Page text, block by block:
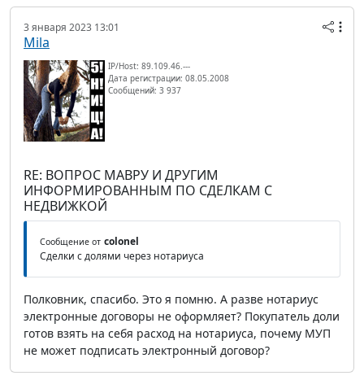
3 января 2023 13:01
Mila
IP/Host: 89.109.46.---
Дата регистрации: 08.05.2008
Сообщений: 3 937
RE: ВОПРОС МАВРУ И ДРУГИМ
ИНФОРМИРОВАННЫМ ПО СДЕЛКАМ С
НЕДВИЖКОЙ
Сообщение от colonel
Сделки с долями через нотариуса
Полковник, спасибо. Это я помню. А разве нотариус
электронные договоры не оформляет? Покупатель доли
готов взять на себя расход на нотариуса, почему МУП
не может подписать электронный договор?